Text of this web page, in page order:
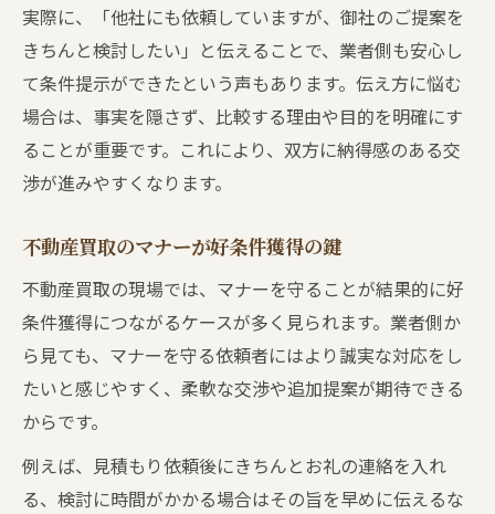
実際に、「他社にも依頼していますが、御社のご提案を
きちんと検討したい」と伝えることで、業者側も安心し
て条件提示ができたという声もあります。伝え方に悩む
場合は、事実を隠さず、比較する理由や目的を明確にす
ることが重要です。これにより、双方に納得感のある交
渉が進みやすくなります。
不動産買取のマナーが好条件獲得の鍵
不動産買取の現場では、マナーを守ることが結果的に好
条件獲得につながるケースが多く見られます。業者側か
ら見ても、マナーを守る依頼者にはより誠実な対応をし
たいと感じやすく、柔軟な交渉や追加提案が期待できる
からです。
例えば、見積もり依頼後にきちんとお礼の連絡を入れ
る、検討に時間がかかる場合はその旨を早めに伝えるな